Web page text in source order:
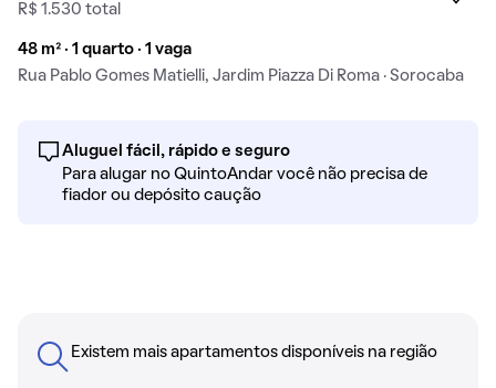
R$ 1.530 total
48 m² · 1 quarto · 1 vaga
Rua Pablo Gomes Matielli, Jardim Piazza Di Roma · Sorocaba
Aluguel fácil, rápido e seguro
Para alugar no QuintoAndar você não precisa de
fiador ou depósito caução
Existem mais apartamentos disponíveis na região